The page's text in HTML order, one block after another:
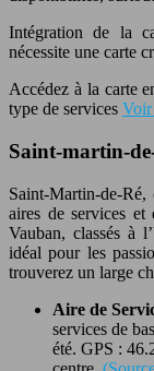
Intégration de la
nécessite une carte
Accédez à la carte
type de services Voir
Saint-martin-
Saint-Martin-de-
aires de services et
Vauban, classés à
idéal pour les
trouverez un large
Aire de
services de
été. GPS :